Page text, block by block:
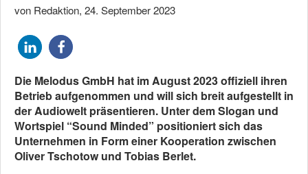
von Redaktion, 24. September 2023
Die Melodus GmbH hat im August 2023 offiziell ihren
Betrieb aufgenommen und will sich breit aufgestellt in
der Audiowelt präsentieren. Unter dem Slogan und
Wortspiel “Sound Minded” positioniert sich das
Unternehmen in Form einer Kooperation zwischen
Oliver Tschotow und Tobias Berlet.